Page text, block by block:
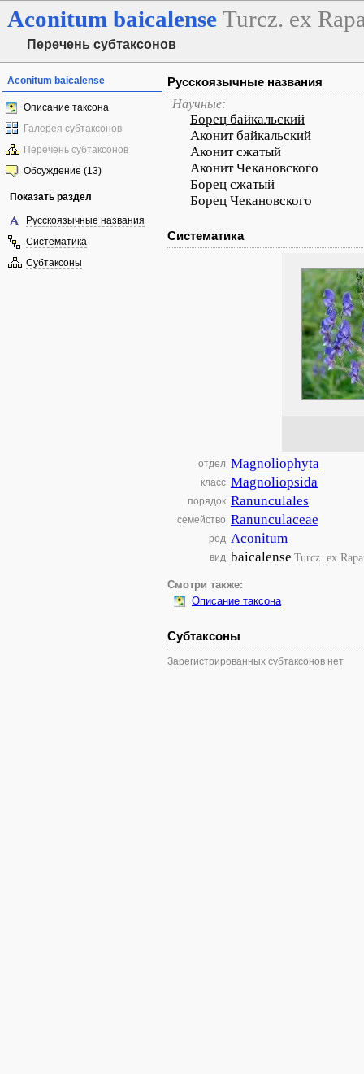
Aconitum baicalense Turcz. ex
Перечень субтаксонов
Aconitum baicalense
Описание таксона
Галерея субтаксонов
Перечень субтаксонов
Обсуждение (13)
Показать раздел
Русскоязычные названия
Систематика
Субтаксоны
Русскоязычные названия
Научные:
Борец байкальский
Аконит байкальский
Аконит сжатый
Аконит Чекановского
Борец сжатый
Борец Чекановского
Систематика
отдел Magnoliophyta
класс Magnoliopsida
порядок Ranunculales
семейство Ranunculaceae
род Aconitum
вид baicalense Turcz. ex
Смотри также:
Описание таксона
Субтаксоны
Зарегистрированных субтаксонов нет